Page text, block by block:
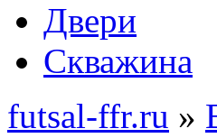
Двери
Скважина
futsal-ffr.ru »